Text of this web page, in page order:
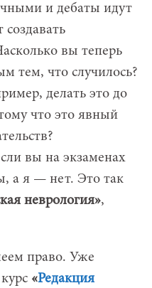
и дебаты идут
вы теперь
тем, что случилось?
делать это до
что это явный
вы на экзаменах
а я — нет. Это так
неврология»,
право. Уже
«Редакция